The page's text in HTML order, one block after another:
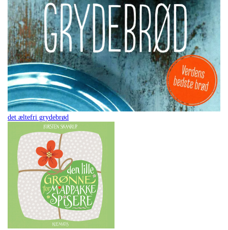
det æltefri grydebrød